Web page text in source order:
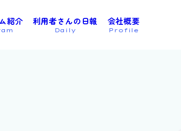
紹介 利用者さんの日報
Daily
会社概要
Profile